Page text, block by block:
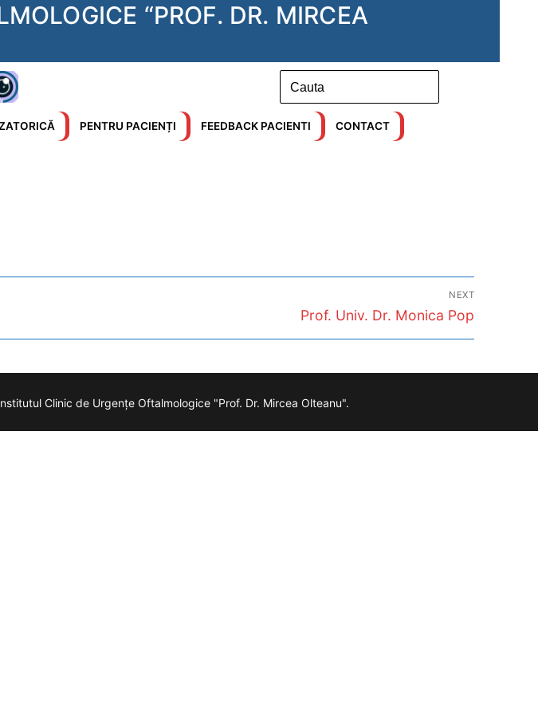
“PROF. DR. MIRCEA
Search
for:
PENTRU PACIENȚI FEEDBACK PACIENTI CONTACT
NEXT
Next
Prof. Univ. Dr. Monica Pop
Clinic de Urgențe Oftalmologice "Prof. Dr. Mircea Olteanu".